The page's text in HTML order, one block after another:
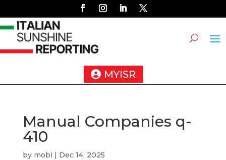
MYISR
Manual Companies q-
410
by mobi | Dec 14, 2025